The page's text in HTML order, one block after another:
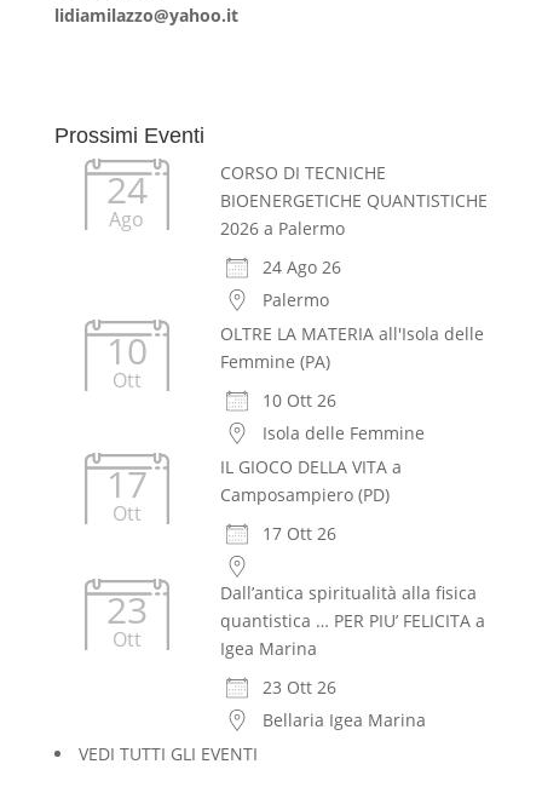
lidiamilazzo@yahoo.it
Prossimi Eventi
24
Ago
CORSO DI TECNICHE
BIOENERGETICHE QUANTISTICHE
2026 a Palermo
24 Ago 26
Palermo
10
Ott
OLTRE LA MATERIA all'Isola delle
Femmine (PA)
10 Ott 26
Isola delle Femmine
17
Ott
IL GIOCO DELLA VITA a
Camposampiero (PD)
17 Ott 26
23
Ott
Dall’antica spiritualità alla fisica
quantistica … PER PIU’ FELICITA a
Igea Marina
23 Ott 26
Bellaria Igea Marina
VEDI TUTTI GLI EVENTI